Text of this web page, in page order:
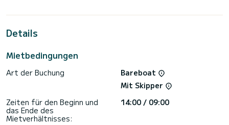
Details
Mietbedingungen
Art der Buchung
Bareboat
Mit Skipper
Zeiten für den Beginn und
das Ende des
Mietverhältnisses:
14:00 / 09:00